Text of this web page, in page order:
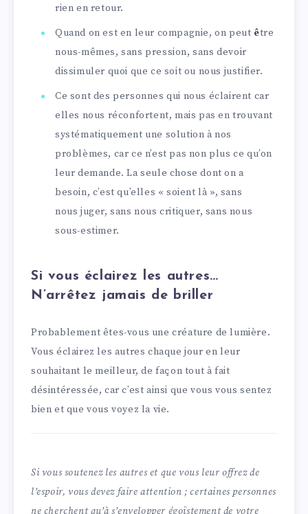
rien en retour.
Quand on est en leur compagnie, on peut être
nous-mêmes, sans pression, sans devoir
dissimuler quoi que ce soit ou nous justifier.
Ce sont des personnes qui nous éclairent car
elles nous réconfortent, mais pas en trouvant
systématiquement une solution à nos
problèmes, car ce n’est pas non plus ce qu’on
leur demande. La seule chose dont on a
besoin, c’est qu’elles « soient là », sans
nous juger, sans nous critiquer, sans nous
sous-estimer.
Si vous éclairez les autres…
N’arrêtez jamais de briller
Probablement êtes-vous une créature de lumière.
Vous éclairez les autres chaque jour en leur
souhaitant le meilleur, de façon tout à fait
désintéressée, car c’est ainsi que vous vous sentez
bien et que vous voyez la vie.
Si vous soutenez les autres et que vous leur offrez de
l’espoir, vous devez faire attention ; certaines personnes